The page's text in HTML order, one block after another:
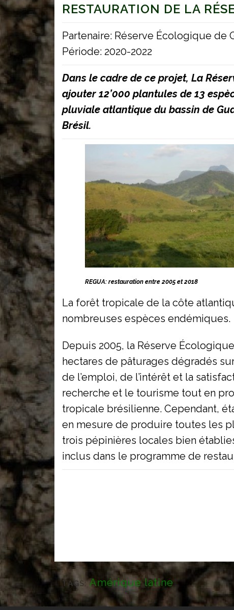
RESTAURATION DE LA
Partenaire: Réserve Écologique de
Période: 2020-2022
Dans le cadre de ce projet, La
ajouter 12’000 plantules de 13
pluviale atlantique du bassin de
Brésil.
REGUA: restauration entre 2005 et 2018
La forêt tropicale de la côte
nombreuses espèces endémiques.
Depuis 2005, la Réserve
hectares de pâturages dégradés
de l’emploi, de l’intérêt et la
recherche et le tourisme tout en
tropicale brésilienne. Cependant,
en mesure de produire toutes les
trois pépinières locales bien
inclus dans le programme de
TAGS: Amérique latine